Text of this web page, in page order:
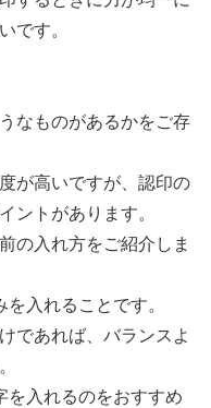
です。
なものがあるかをご存
が高いですが、認印の
ントがあります。
の入れ方をご紹介しま
入れることです。
であれば、バランスよ
を入れるのをおすすめ